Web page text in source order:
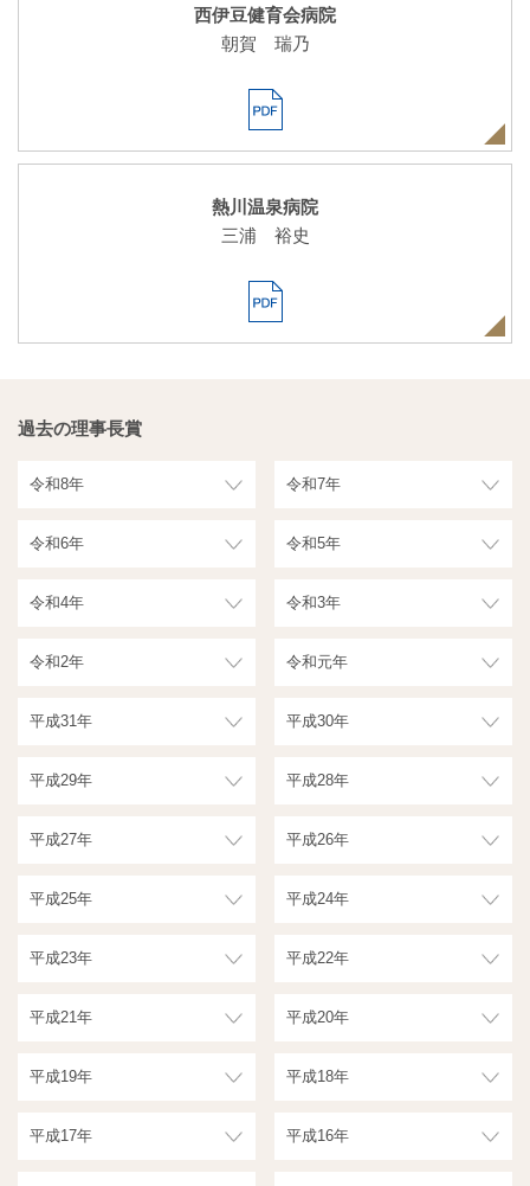
西伊豆健育会病院
朝賀 瑞乃
熱川温泉病院
三浦 裕史
過去の理事長賞